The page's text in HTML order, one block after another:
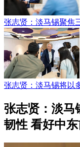
张志贤：淡马锡聚焦
张志贤：淡马锡将以
张志贤：淡马
韧性 看好中